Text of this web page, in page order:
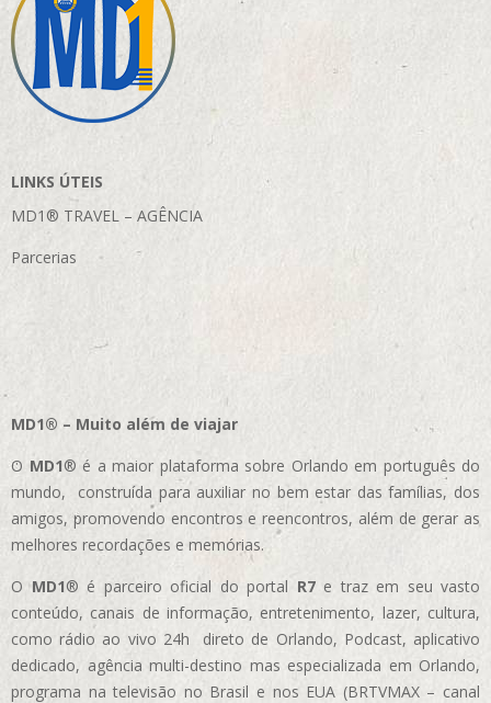
LINKS ÚTEIS
MD1® TRAVEL – AGÊNCIA
Parcerias
MD1® – Muito além de viajar
O MD1® é a maior plataforma sobre Orlando em português do
mundo, construída para auxiliar no bem estar das famílias, dos
amigos, promovendo encontros e reencontros, além de gerar as
melhores recordações e memórias.
OMD1® é parceiro oficial do portal R7e traz em seu vasto
conteúdo, canais de informação, entretenimento, lazer, cultura,
como rádio ao vivo 24h direto de Orlando, Podcast, aplicativo
dedicado, agência multi-destino mas especializada em Orlando,
programa na televisão no Brasil e nos EUA (BRTVMAX – canal